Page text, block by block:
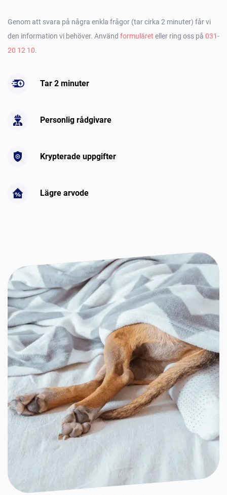
Genom att svara på några enkla frågor (tar cirka 2 minuter) får vi
den information vi behöver. Använd formuläret eller ring oss på 031-
20 12 10.
Tar 2 minuter
Personlig rådgivare
Krypterade uppgifter
Lägre arvode